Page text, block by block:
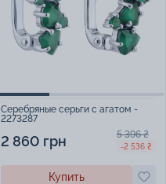
Серебряные серьги с агатом -
2273287
2 860 грн 5 396 ₴
-2 536 ₴
Купить